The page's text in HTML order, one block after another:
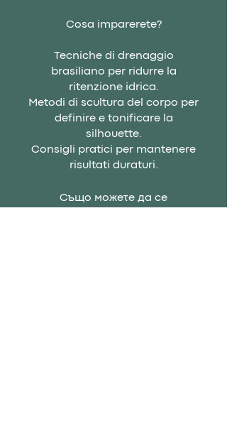
Cosa imparerete?
Tecniche di drenaggio
brasiliano per ridurre la
ritenzione idrica.
Metodi di scultura del corpo per
definire e tonificare la
silhouette.
Consigli pratici per mantenere
risultati duraturi.
Също можете да се